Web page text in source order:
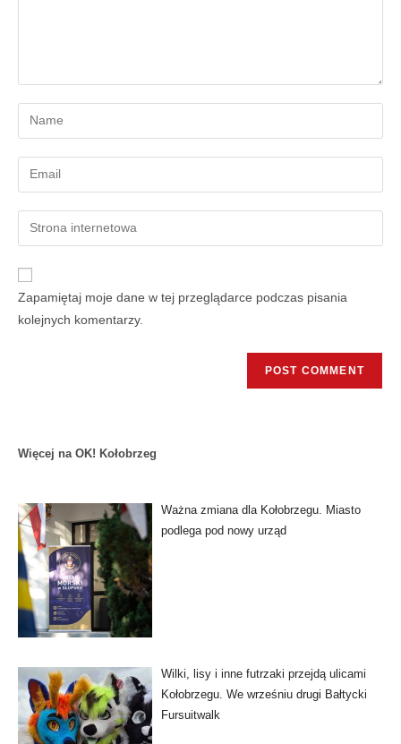
Zapamiętaj moje dane w tej przeglądarce podczas pisania
kolejnych komentarzy.
Więcej na OK! Kołobrzeg
Ważna zmiana dla Kołobrzegu. Miasto
podlega pod nowy urząd
Wilki, lisy i inne futrzaki przejdą ulicami
Kołobrzegu. We wrześniu drugi Bałtycki
Fursuitwalk